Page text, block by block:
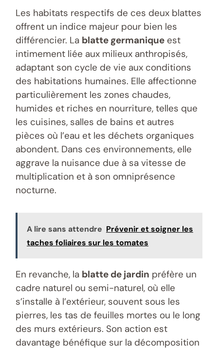
Les habitats respectifs de ces deux blattes
offrent un indice majeur pour bien les
différencier. La blatte germanique est
intimement liée aux milieux anthropisés,
adaptant son cycle de vie aux conditions
des habitations humaines. Elle affectionne
particulièrement les zones chaudes,
humides et riches en nourriture, telles que
les cuisines, salles de bains et autres
pièces où l’eau et les déchets organiques
abondent. Dans ces environnements, elle
aggrave la nuisance due à sa vitesse de
multiplication et à son omniprésence
nocturne.
A lire sans attendre Prévenir et soigner les
taches foliaires sur les tomates
En revanche, la blatte de jardin préfère un
cadre naturel ou semi-naturel, où elle
s’installe à l’extérieur, souvent sous les
pierres, les tas de feuilles mortes ou le long
des murs extérieurs. Son action est
davantage bénéfique sur la décomposition